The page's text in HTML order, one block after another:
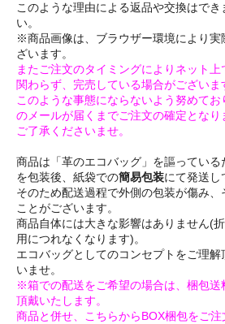
このような理由による返品や交換はでき
い。
※商品画像は、ブラウザー環境により実
ざいます。
またご注文のタイミングによりネット
関わらず、完売している場合がございま
このような事態にならないよう努めてお
のメールが届くまでご注文の確定とな
ご了承くださいませ。
商品は「革のエコバッグ」を謳ってい
を包装後、紙袋での簡易包装にて発送し
そのため配送過程で外側の包装が傷み、
ことがございます。
商品自体には大きな影響はありません(
用につれなくなります)。
エコバッグとしてのコンセプトをご理解
いませ。
※箱での配送をご希望の場合は、梱包送
頂戴いたします。
商品と併せ、こちらからBOX梱包をご